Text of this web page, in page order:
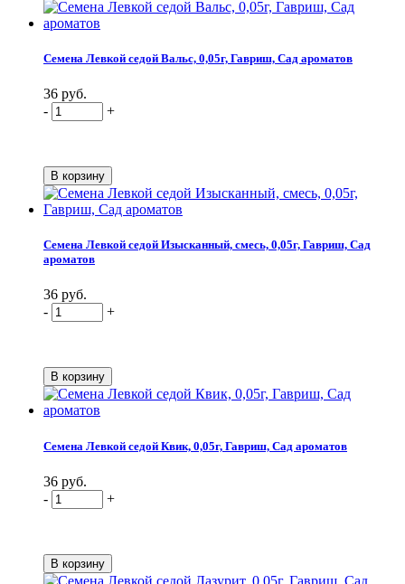
Семена Левкой седой Вальс, 0,05г, Гавриш, Сад ароматов
36 руб.
-
+
Семена Левкой седой Изысканный, смесь, 0,05г, Гавриш, Сад
ароматов
36 руб.
-
+
Семена Левкой седой Квик, 0,05г, Гавриш, Сад ароматов
36 руб.
-
+